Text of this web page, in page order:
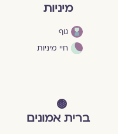
מיניות
גוף
חיי מיניות
ברית אמונים